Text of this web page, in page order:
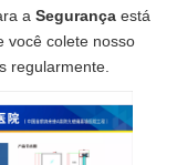
a Segurança está
você colete nosso
regularmente.